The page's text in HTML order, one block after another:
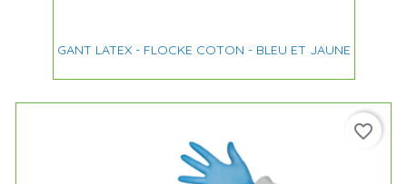
GANT LATEX - FLOCKE COTON - BLEU ET JAUNE
favorite_border